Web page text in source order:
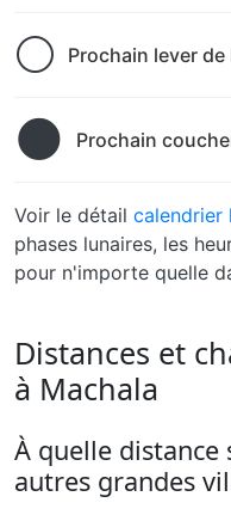
🌕 Prochain lever de
🌑 Prochain
Voir le détail calendrier
phases lunaires, les
pour n'importe quelle
Distances et
à Machala
À quelle distance
autres grandes